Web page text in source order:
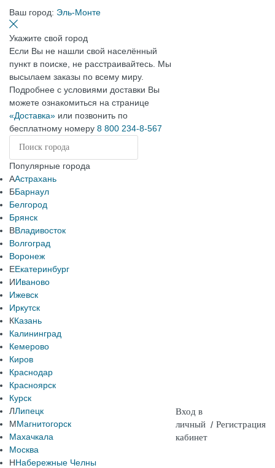
Ваш город: Эль-Монте
Укажите свой город
Если Вы не нашли свой населённый
пункт в поиске, не расстраивайтесь. Мы
высылаем заказы по всему миру.
Подробнее с условиями доставки Вы
можете ознакомиться на странице
«Доставка» или позвонить по
бесплатному номеру 8 800 234-8-567
Популярные города
ААстрахань
ББарнаул
Белгород
Брянск
ВВладивосток
Волгоград
Воронеж
ЕЕкатеринбург
ИИваново
Ижевск
Иркутск
ККазань
Калининград
Кемерово
Киров
Краснодар
Красноярск
Курск
ЛЛипецк
ММагнитогорск
Махачкала
Москва
ННабережные Челны
Вход в
личный
кабинет
/ Регистрация